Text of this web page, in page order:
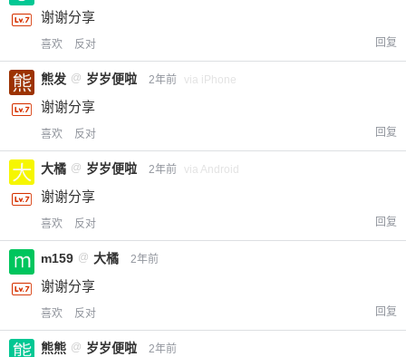
谢谢分享
喜欢 反对 回复
熊发 @ 岁岁便啦 2年前 via iPhone
谢谢分享
喜欢 反对 回复
大橘 @ 岁岁便啦 2年前 via Android
谢谢分享
喜欢 反对 回复
m159 @ 大橘 2年前
谢谢分享
喜欢 反对 回复
熊熊 @ 岁岁便啦 2年前